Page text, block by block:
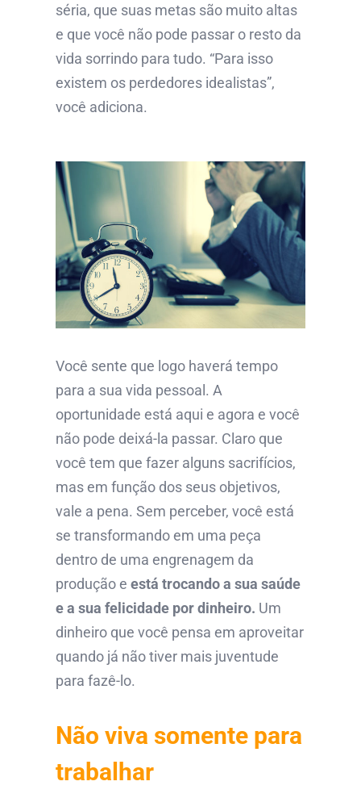
séria, que suas metas são muito altas
e que você não pode passar o resto da
vida sorrindo para tudo. “Para isso
existem os perdedores idealistas”,
você adiciona.
Você sente que logo haverá tempo
para a sua vida pessoal. A
oportunidade está aqui e agora e você
não pode deixá-la passar. Claro que
você tem que fazer alguns sacrifícios,
mas em função dos seus objetivos,
vale a pena. Sem perceber, você está
se transformando em uma peça
dentro de uma engrenagem da
produção e está trocando a sua saúde
e a sua felicidade por dinheiro. Um
dinheiro que você pensa em aproveitar
quando já não tiver mais juventude
para fazê-lo.
Não viva somente para
trabalhar